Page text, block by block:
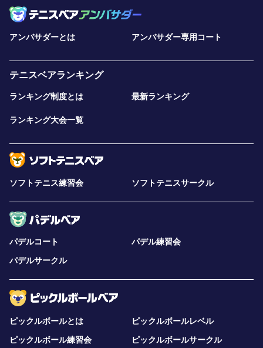
アンバサダーとは アンバサダー専用コート
テニスベアランキング
ランキング制度とは 最新ランキング
ランキング大会一覧
ソフトテニス練習会 ソフトテニスサークル
パデルコート
パデル練習会
パデルサークル
ピックルボールとは
ピックルボールレベル
ピックルボール練習会
ピックルボールサークル